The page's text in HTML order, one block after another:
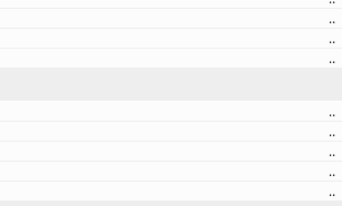
..
..
..
..
..
..
..
..